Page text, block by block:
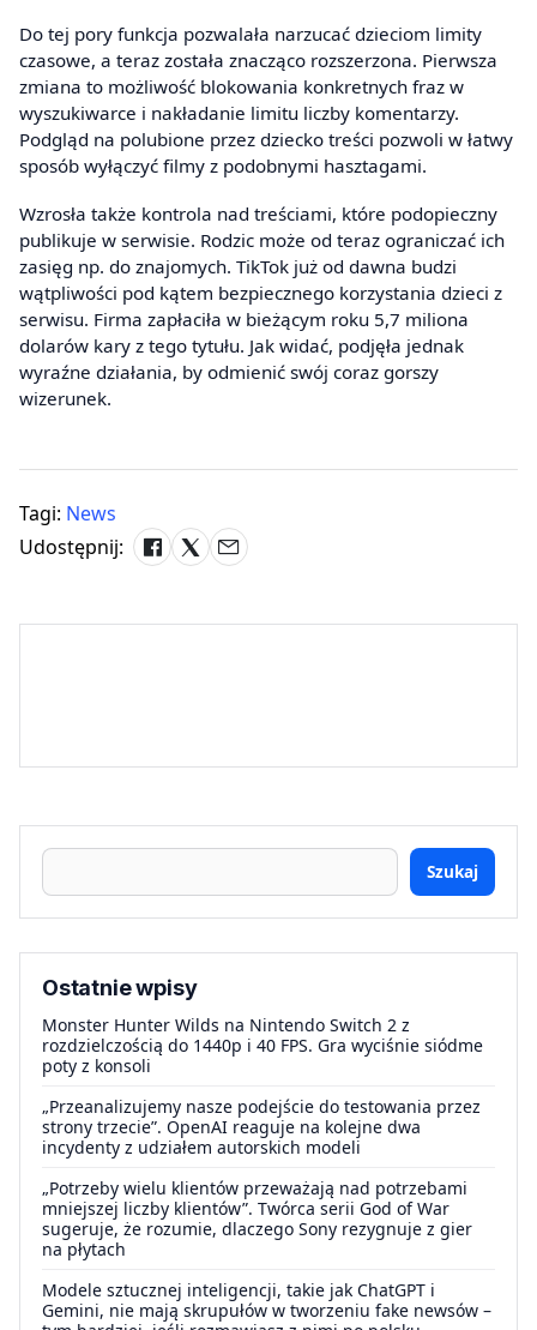
Do tej pory funkcja pozwalała narzucać dzieciom limity
czasowe, a teraz została znacząco rozszerzona. Pierwsza
zmiana to możliwość blokowania konkretnych fraz w
wyszukiwarce i nakładanie limitu liczby komentarzy.
Podgląd na polubione przez dziecko treści pozwoli w łatwy
sposób wyłączyć filmy z podobnymi hasztagami.
Wzrosła także kontrola nad treściami, które podopieczny
publikuje w serwisie. Rodzic może od teraz ograniczać ich
zasięg np. do znajomych. TikTok już od dawna budzi
wątpliwości pod kątem bezpiecznego korzystania dzieci z
serwisu. Firma zapłaciła w bieżącym roku 5,7 miliona
dolarów kary z tego tytułu. Jak widać, podjęła jednak
wyraźne działania, by odmienić swój coraz gorszy
wizerunek.
Tagi: News
Udostępnij:
Szukaj
Ostatnie wpisy
Monster Hunter Wilds na Nintendo Switch 2 z
rozdzielczością do 1440p i 40 FPS. Gra wyciśnie siódme
poty z konsoli
„Przeanalizujemy nasze podejście do testowania przez
strony trzecie”. OpenAI reaguje na kolejne dwa
incydenty z udziałem autorskich modeli
„Potrzeby wielu klientów przeważają nad potrzebami
mniejszej liczby klientów”. Twórca serii God of War
sugeruje, że rozumie, dlaczego Sony rezygnuje z gier
na płytach
Modele sztucznej inteligencji, takie jak ChatGPT i
Gemini, nie mają skrupułów w tworzeniu fake newsów –